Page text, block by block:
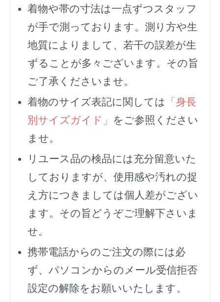
着物や帯の寸法は一点ずつスタッフ
が手で測っております。測り方や生
地質によりまして、若干の誤差が生
ずることが多々ございます。その旨
ご了承くださいませ。
着物のサイズ表記に関しては
「身長
別サイズガイド」 をご参照ください
ませ。
リユース品の検品には充分留意いた
しておりますが、使用感や汚れの捉
え方につきましては個人差がござい
ます。その旨どうぞご理解下さいま
せ。
携帯電話からのご注文の際には必
ず、 パソコンからのメール受信拒否
設定の解除をお願いいたします。